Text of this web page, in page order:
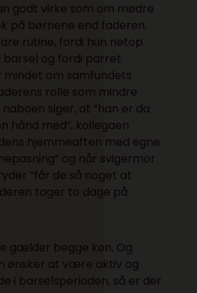
godt virke som om mødre
på børnene end faderen.
rutine, fordi hun netop
barsel og fordi parret
om samfundets
rolle som mindre
siger, at ”han er da
hånd med”, kollegaen
hjemmeaften med egne
og når svigermor
”får de så noget at
tager to dage på
gælder begge køn. Og
ønsker at være aktiv og
i barselsperioden, så er der